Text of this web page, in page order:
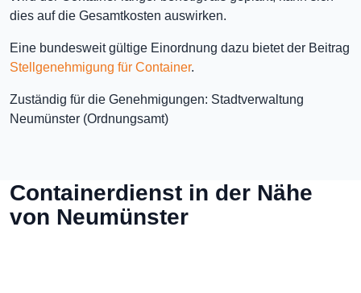
dies auf die Gesamtkosten auswirken.
Eine bundesweit gültige Einordnung dazu bietet der Beitrag
Stellgenehmigung für Container.
Zuständig für die Genehmigungen: Stadtverwaltung
Neumünster (Ordnungsamt)
Containerdienst in der Nähe
von Neumünster